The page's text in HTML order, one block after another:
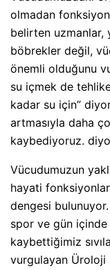
olmadan
belirten uzmanlar,
böbrekler değil,
önemli olduğunu
su içmek de
kadar su için”
artmasıyla daha
kaybediyoruz.
Vücudumuzun
hayati
dengesi
spor ve gün içinde
kaybettiğimiz
vurgulayan Üroloji